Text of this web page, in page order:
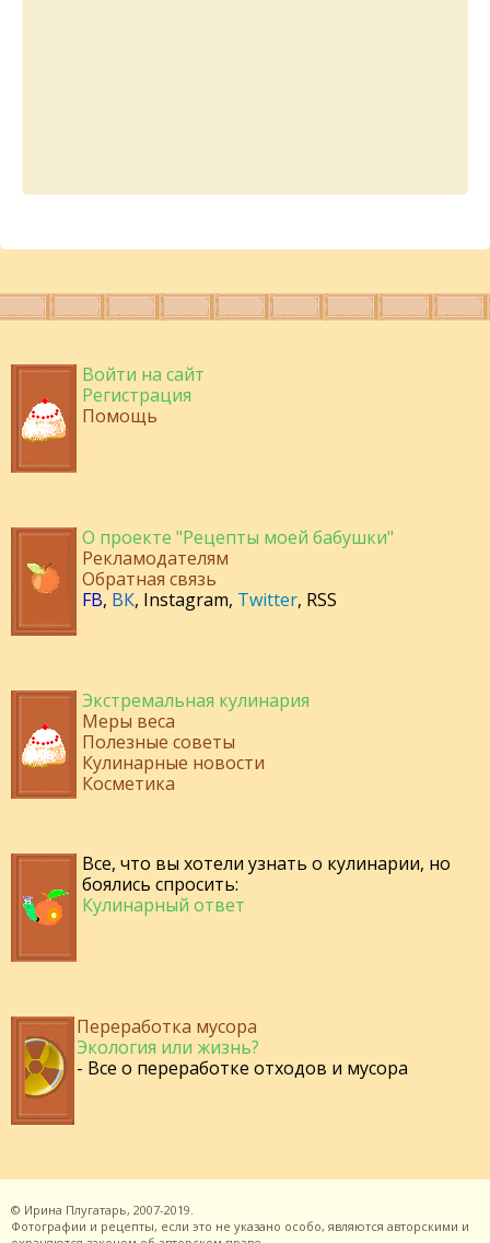
Войти на сайт
Регистрация
Помощь
О проекте "Рецепты моей бабушки"
Рекламодателям
Обратная связь
FB, ВК, Instagram, Twitter, RSS
Экстремальная кулинария
Меры веса
Полезные советы
Кулинарные новости
Косметика
Все, что вы хотели узнать о кулинарии, но
боялись спросить:
Кулинарный ответ
Переработка мусора
Экология или жизнь?
- Все о переработке отходов и мусора
© Ирина Плугатарь, 2007-2019.
Фотографии и рецепты, если это не указано особо, являются авторскими и